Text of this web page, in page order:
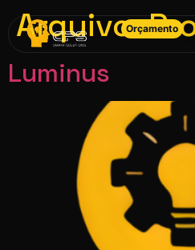
Orçamento
Arquivo:
Luminus